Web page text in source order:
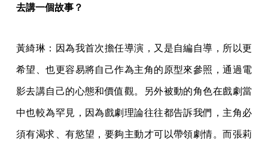
去講一個故事？
黃綺琳：因為我首次擔任導演，又是自編自導，所以更
希望、也更容易將自己作為主角的原型來參照，通過電
影去講自己的心態和價值觀。另外被動的角色在戲劇當
中也較為罕見，因為戲劇理論往往都告訴我們，主角必
須有渴求、有慾望，要夠主動才可以帶領劇情。而張莉